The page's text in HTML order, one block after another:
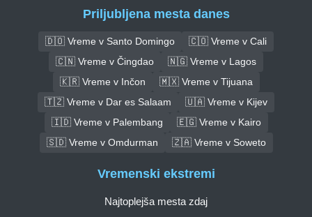
Priljubljena mesta danes
🇩🇴 Vreme v Santo Domingo
🇨🇴 Vreme v Cali
🇨🇳 Vreme v Čingdao
🇳🇬 Vreme v Lagos
🇰🇷 Vreme v Inčon
🇲🇽 Vreme v Tijuana
🇹🇿 Vreme v Dar es Salaam
🇺🇦 Vreme v Kijev
🇮🇩 Vreme v Palembang
🇪🇬 Vreme v Kairo
🇸🇩 Vreme v Omdurman
🇿🇦 Vreme v Soweto
Vremenski ekstremi
Najtoplejša mesta zdaj